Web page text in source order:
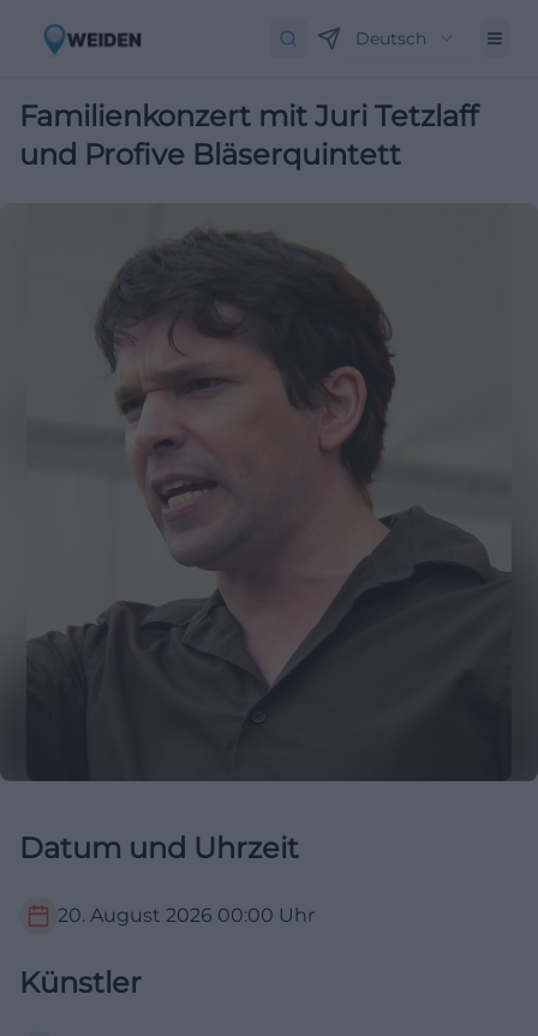
Deutsch
Familienkonzert mit Juri Tetzlaff
und Profive Bläserquintett
Datum und Uhrzeit
20. August 2026 00:00 Uhr
Künstler